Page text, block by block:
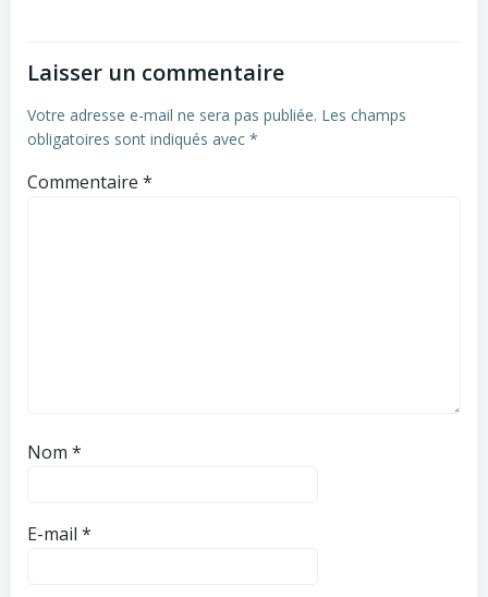
Laisser un commentaire
Votre adresse e-mail ne sera pas publiée. Les champs
obligatoires sont indiqués avec *
Commentaire *
Nom *
E-mail *